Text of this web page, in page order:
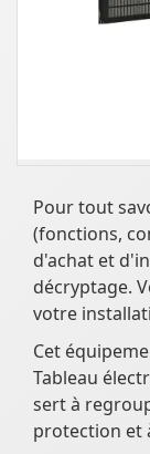
Pour tout
(fonctions,
d'achat et
décryptage.
votre
Cet
Tableau
sert à
protection et